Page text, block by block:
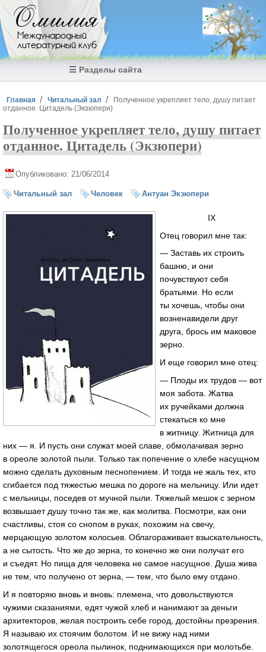
Перейти к основному содержанию
Омилия
Международный
литературный клуб
☰ Разделы сайта
Вы здесь
Главная Читальный зал
Полученное укрепляет тело, душу питает
отданное. Цитадель (Экзюпери)
Полученное укрепляет тело, душу питает
отданное. Цитадель (Экзюпери)
Опубликовано: 21/06/2014
Читальный зал Человек Антуан Экзюпери
IX
Отец говорил мне так:
— Заставь их строить
башню, и они
почувствуют себя
братьями. Но если
ты хочешь, чтобы они
возненавидели друг
друга, брось им маковое
зерно.
И еще говорил мне отец:
— Плоды их трудов — вот
моя забота. Жатва
их ручейками должна
стекаться ко мне
в житницу. Житница для
них — я. И пусть они служат моей славе, обмолачивая зерно
в ореоле золотой пыли. Только так попечение о хлебе насущном
можно сделать духовным песнопением. И тогда не жаль тех, кто
сгибается под тяжестью мешка по дороге на мельницу. Или идет
с мельницы, поседев от мучной пыли. Тяжелый мешок с зерном
возвышает душу точно так же, как молитва. Посмотри, как они
счастливы, стоя со снопом в руках, похожим на свечу,
мерцающую золотом колосьев. Облагораживает взыскательность,
а не сытость. Что же до зерна, то конечно же они получат его
и съедят. Но пища для человека не самое насущное. Душа жива
не тем, что получено от зерна, — тем, что было ему отдано.
И я повторяю вновь и вновь: племена, что довольствуются
чужими сказаниями, едят чужой хлеб и нанимают за деньги
архитекторов, желая построить себе город, достойны презрения.
Я называю их стоячим болотом. И не вижу над ними
золотящегося ореола пылинок, поднимающихся при молотьбе.